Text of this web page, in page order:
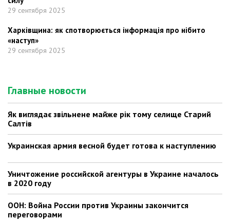
29 сентября 2025
Харківщина: як спотворюється інформація про нібито
«наступ»
29 сентября 2025
Главные новости
Як виглядає звільнене майже рік тому селище Старий
Салтів
Украинская армия весной будет готова к наступлению
Уничтожение российской агентуры в Украине началось
в 2020 году
ООН: Война России против Украины закончится
переговорами